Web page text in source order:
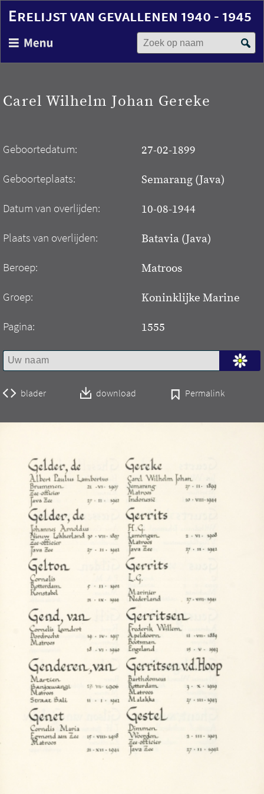
en
gaan
Erelijst van gevallenen 1940 - 1945
Zoek op naam
Carel Wilhelm Johan Gereke
Geboortedatum: 27-02-1899
Geboorteplaats: Semarang (Java)
Datum van overlijden: 10-08-1944
Plaats van overlijden: Batavia (Java)
Beroep: Matroos
Groep: Koninklijke Marine
Pagina: 1555
blader download Permalink